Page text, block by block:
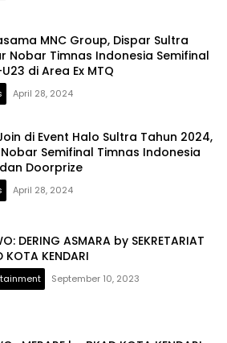
MNC Group, Dispar Sultra
Nobar Timnas Indonesia Semifinal
di Area Ex MTQ
April 28, 2024
di Event Halo Sultra Tahun 2024,
Semifinal Timnas Indonesia
Doorprize
April 28, 2024
DERING ASMARA by SEKRETARIAT
KOTA KENDARI
September 10, 2023